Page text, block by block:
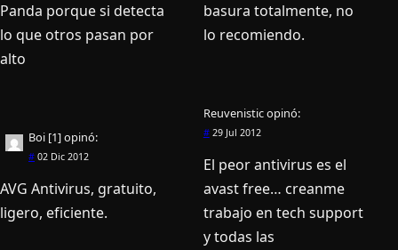
Panda porque si detecta
lo que otros pasan por
alto
Boi [1]opinó:
# 02 Dic 2012
AVG Antivirus, gratuito,
ligero, eficiente.
basura totalmente, no
lo recomiendo.
Reuvenisticopinó:
#29 Jul 2012
El peor antivirus es el
avast free… creanme
trabajo en tech support
y todas las